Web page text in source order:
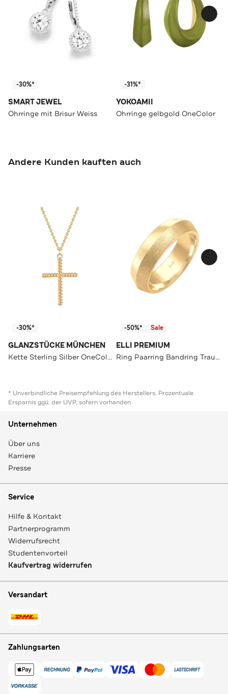
-30%*
SMART JEWEL
Ohrringe mit Brisur Weiss
-31%*
YOKOAMII
Ohrringe gelbgold OneColor
Andere Kunden kauften auch
-30%*
GLANZSTÜCKE MÜNCHEN
Kette Sterling Silber OneColor
-50%* Sale
ELLI PREMIUM
Ring Paarring Bandring Trauring 925er Silber
* Unverbindliche Preisempfehlung des Herstellers. Prozentuale
Ersparnis ggü. der UVP, sofern vorhanden
Unternehmen
Über uns
Karriere
Presse
Service
Hilfe & Kontakt
Partnerprogramm
Widerrufsrecht
Studentenvorteil
Kaufvertrag widerrufen
Versandart
Zahlungsarten